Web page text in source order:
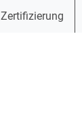
Zertifizierung